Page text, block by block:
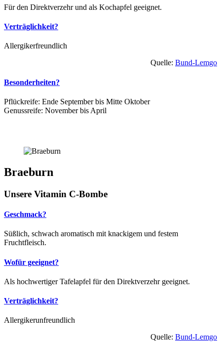
Für den Direktverzehr und als Kochapfel geeignet.
Verträglichkeit?
Allergikerfreundlich
Quelle: Bund-Lemgo
Besonderheiten?
Pflückreife: Ende September bis Mitte Oktober
Genussreife: November bis April
Braeburn
Unsere Vitamin C-Bombe
Geschmack?
Süßlich, schwach aromatisch mit knackigem und festem
Fruchtfleisch.
Wofür geeignet?
Als hochwertiger Tafelapfel für den Direktverzehr geeignet.
Verträglichkeit?
Allergikerunfreundlich
Quelle: Bund-Lemgo